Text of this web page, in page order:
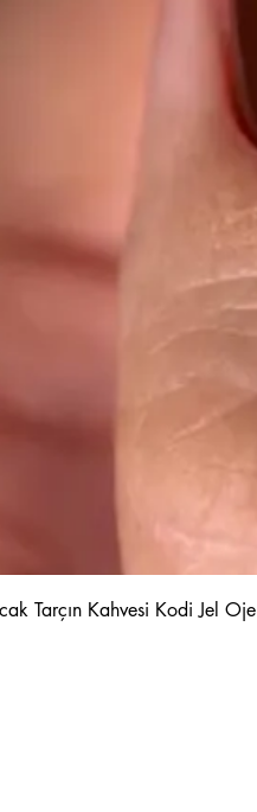
Tarçın Kahvesi Kodi Jel Oje